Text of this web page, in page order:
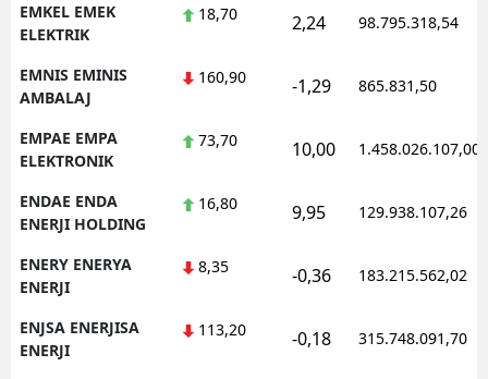
EMKEL EMEK
ELEKTRIK
18,70 2,24 98.795.318,54
EMNIS EMINIS
AMBALAJ
160,90 -1,29 865.831,50
EMPAE EMPA
ELEKTRONIK
73,70 10,00 1.458.026.107,00
ENDAE ENDA
ENERJI HOLDING
16,80 9,95 129.938.107,26
ENERY ENERYA
ENERJI
8,35 -0,36 183.215.562,02
ENJSA ENERJISA
ENERJI
113,20 -0,18 315.748.091,70